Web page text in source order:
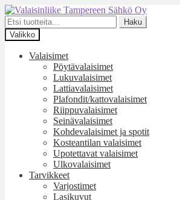
Siirry
navigointiin
Siirry
sisältöön
Etsi:
Haku
Valikko
Valaisimet
Pöytävalaisimet
Lukuvalaisimet
Lattiavalaisimet
Plafondit/kattovalaisimet
Riippuvalaisimet
Seinävalaisimet
Kohdevalaisimet ja spotit
Kosteantilan valaisimet
Upotettavat valaisimet
Ulkovalaisimet
Tarvikkeet
Varjostimet
Lasikuvut